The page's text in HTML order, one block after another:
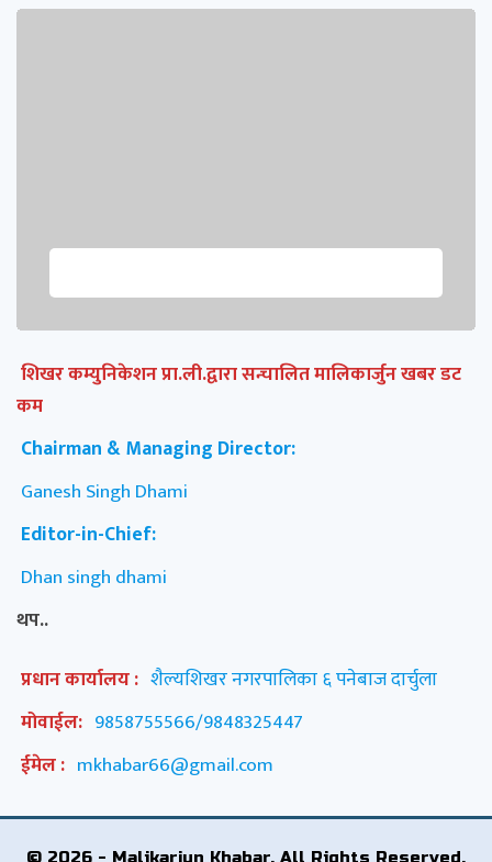
शिखर कम्युनिकेशन प्रा.ली.द्वारा सन्चालित मालिकार्जुन खबर डट
कम
Chairman & Managing Director:
Ganesh Singh Dhami
Editor-in-Chief:
Dhan singh dhami
थप..
प्रधान कार्यालय : शैल्यशिखर नगरपालिका ६ पनेबाज दार्चुला
मोवाईल: 9858755566/9848325447
ईमेल : mkhabar66@gmail.com
© 2026 - Malikarjun Khabar. All Rights Reserved.